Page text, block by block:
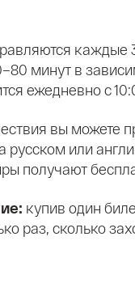
каждые
минут в
ежедневно с
вы можете
русском или
получают
купив один
раз, сколько